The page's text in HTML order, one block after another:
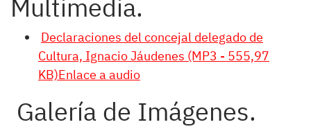
Multimedia.
Declaraciones del concejal delegado de
Cultura, Ignacio Jáudenes (MP3 - 555,97
KB)Enlace a audio
Galería de Imágenes.